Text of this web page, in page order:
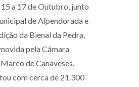
a 17 de Outubro, junto
de Alpendorada e
da Bienal da Pedra,
pela Câmara
de Canaveses.
com cerca de 21.300